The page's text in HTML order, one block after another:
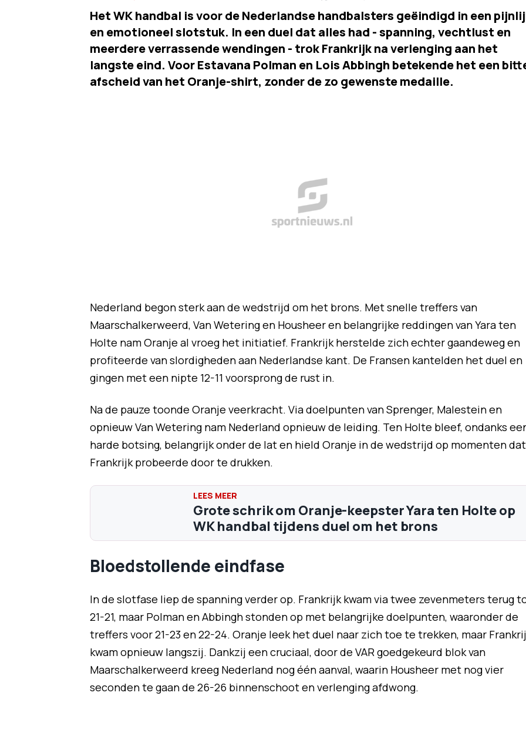
Het WK handbal is voor de Nederlandse handbalsters geëindigd in een
en emotioneel slotstuk. In een duel dat alles had - spanning, vechtlust en
meerdere verrassende wendingen - trok Frankrijk na verlenging aan het
langste eind. Voor Estavana Polman en Lois Abbingh betekende het een
afscheid van het Oranje-shirt, zonder de zo gewenste medaille.
Nederland begon sterk aan de wedstrijd om het brons. Met snelle treffers van
Maarschalkerweerd, Van Wetering en Housheer en belangrijke reddingen van Yara ten
Holte nam Oranje al vroeg het initiatief. Frankrijk herstelde zich echter gaandeweg en
profiteerde van slordigheden aan Nederlandse kant. De Fransen kantelden het duel en
gingen met een nipte 12-11 voorsprong de rust in.
Na de pauze toonde Oranje veerkracht. Via doelpunten van Sprenger, Malestein en
opnieuw Van Wetering nam Nederland opnieuw de leiding. Ten Holte bleef, ondanks
harde botsing, belangrijk onder de lat en hield Oranje in de wedstrijd op momenten dat
Frankrijk probeerde door te drukken.
Grote schrik om Oranje-keepster Yara ten Holte op
WK handbal tijdens duel om het brons
Bloedstollende eindfase
In de slotfase liep de spanning verder op. Frankrijk kwam via twee zevenmeters terug
21-21, maar Polman en Abbingh stonden op met belangrijke doelpunten, waaronder de
treffers voor 21-23 en 22-24. Oranje leek het duel naar zich toe te trekken, maar
kwam opnieuw langszij. Dankzij een cruciaal, door de VAR goedgekeurd blok van
Maarschalkerweerd kreeg Nederland nog één aanval, waarin Housheer met nog vier
seconden te gaan de 26-26 binnenschoot en verlenging afdwong.